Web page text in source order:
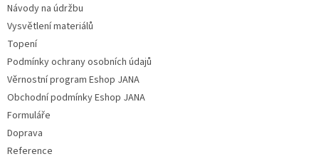
Návody na údržbu
Vysvětlení materiálů
Topení
Podmínky ochrany osobních údajů
Věrnostní program Eshop JANA
Obchodní podmínky Eshop JANA
Formuláře
Doprava
Reference